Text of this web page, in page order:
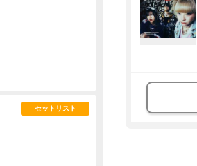
セットリスト